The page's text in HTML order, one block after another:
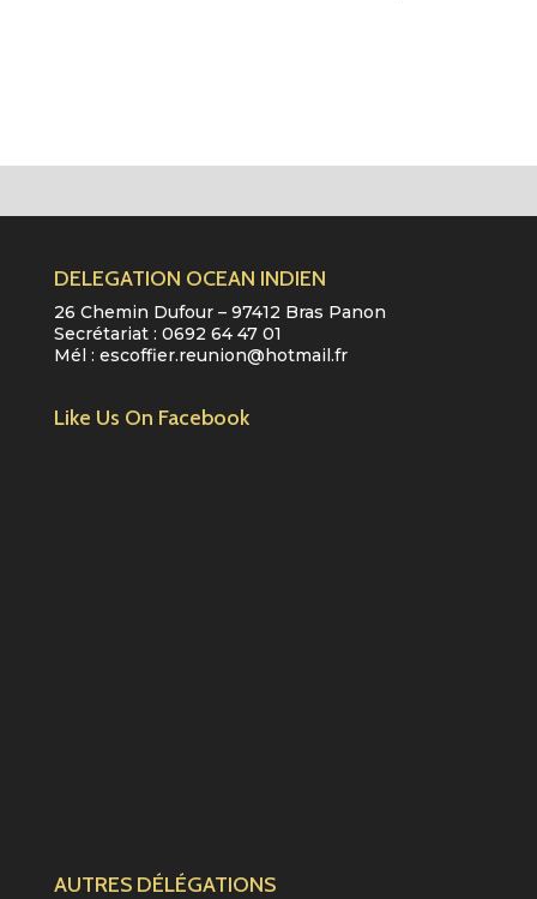
DELEGATION OCEAN INDIEN
26 Chemin Dufour – 97412 Bras Panon
Secrétariat : 0692 64 47 01
Mél : escoffier.reunion@hotmail.fr
Like Us On Facebook
AUTRES DÉLÉGATIONS